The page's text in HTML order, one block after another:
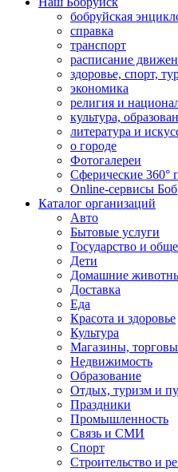
бобруйская
справка
транспорт
расписание
здоровье, спорт,
экономика
религия и
культура,
литература и
о городе
Фотогалереи
Сферические 360°
Online-сервисы
Каталог организаций
Авто
Бытовые услуги
Государство и
Дети
Домашние
Доставка
Еда
Красота и здоровье
Культура
Магазины,
Недвижимость
Образование
Отдых, туризм и
Праздники
Промышленность
Связь и СМИ
Спорт
Строительство и